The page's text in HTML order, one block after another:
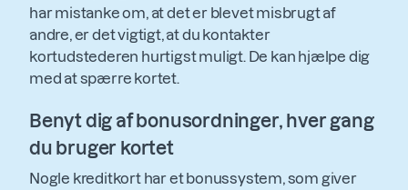
har mistanke om, at det er blevet misbrugt af
andre, er det vigtigt, at du kontakter
kortudstederen hurtigst muligt. De kan hjælpe dig
med at spærre kortet.
Benyt dig af bonusordninger, hver gang
du bruger kortet
Nogle kreditkort har et bonussystem, som giver